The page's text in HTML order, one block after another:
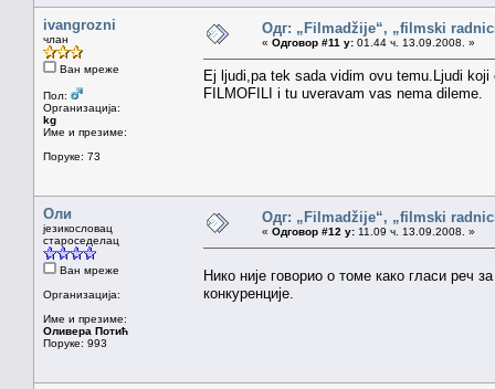
ivangrozni
члан
Ван мреже
Пол:
Организација:
kg
Име и презиме:
Поруке: 73
Одг: „Filmadžije“, „filmski
« Одговор #11 у: 01.44 ч. 13.09.2008. »
Ej ljudi,pa tek sada vidim ovu temu.Ljudi
FILMOFILI i tu uveravam vas nema dileme.
Оли
језикословац
староседелац
Ван мреже
Организација:
Име и презиме:
Оливера Потић
Поруке: 993
Одг: „Filmadžije“, „filmski
« Одговор #12 у: 11.09 ч. 13.09.2008. »
Нико није говорио о томе како гласи реч
конкуренције.